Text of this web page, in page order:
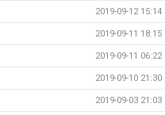
2019-09-12 15:14
2019-09-11 18:15
2019-09-11 06:22
2019-09-10 21:30
2019-09-03 21:03